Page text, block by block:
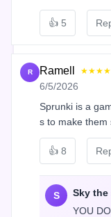
👍 5
R Ramell
6/5/2026
Sprunki is a
s to make them
👍 8
S Sky
YOU